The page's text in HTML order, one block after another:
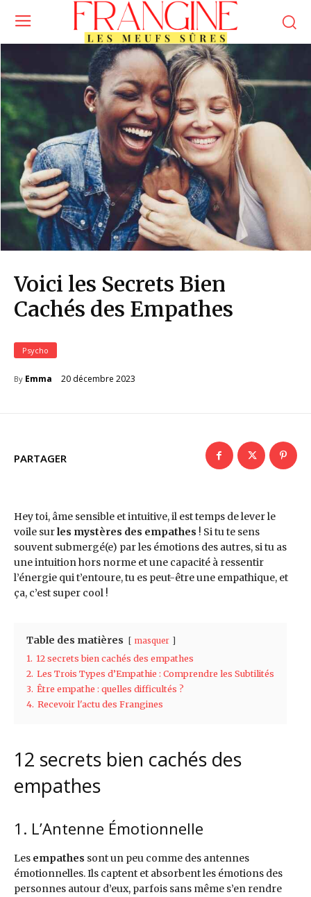
Voici les Secrets Bien
Cachés des Empathes
Psycho
By Emma 20 décembre 2023
PARTAGER
Hey toi, âme sensible et intuitive, il est temps de lever le
voile surles mystères des empathes ! Si tu te sens
souvent submergé(e) par les émotions des autres, si tu as
une intuition hors norme et une capacité à ressentir
l’énergie qui t’entoure, tu es peut-être une empathique, et
ça, c’est super cool !
Table des matières masquer
1. 12 secrets bien cachés des empathes
2. Les Trois Types d’Empathie : Comprendre les Subtilités
3. Être empathe : quelles difficultés ?
4. Recevoir l'actu des Frangines
12 secrets bien cachés des
empathes
1. L’Antenne Émotionnelle
Les empathes sont un peu comme des antennes
émotionnelles. Ils captent et absorbent les émotions des
personnes autour d’eux, parfois sans même s’en rendre